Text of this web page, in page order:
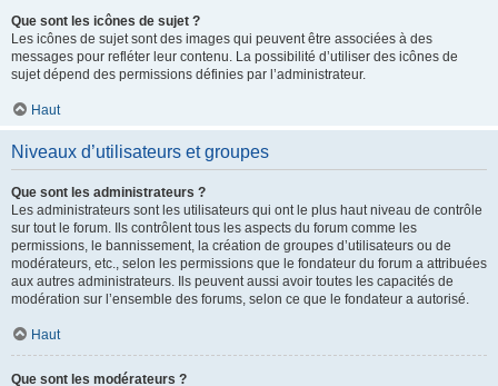
Que sont les icônes de sujet ?
Les icônes de sujet sont des images qui peuvent être associées à des
messages pour refléter leur contenu. La possibilité d’utiliser des icônes de
sujet dépend des permissions définies par l’administrateur.
Haut
Niveaux d’utilisateurs et groupes
Que sont les administrateurs ?
Les administrateurs sont les utilisateurs qui ont le plus haut niveau de contrôle
sur tout le forum. Ils contrôlent tous les aspects du forum comme les
permissions, le bannissement, la création de groupes d’utilisateurs ou de
modérateurs, etc., selon les permissions que le fondateur du forum a attribuées
aux autres administrateurs. Ils peuvent aussi avoir toutes les capacités de
modération sur l’ensemble des forums, selon ce que le fondateur a autorisé.
Haut
Que sont les modérateurs ?